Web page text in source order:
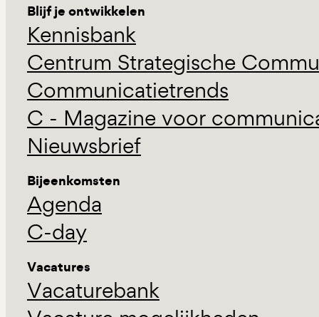
Blijf je ontwikkelen
Kennisbank
Centrum Strategische
Communicatietrends
C - Magazine voor
Nieuwsbrief
Bijeenkomsten
Agenda
C-day
Vacatures
Vacaturebank